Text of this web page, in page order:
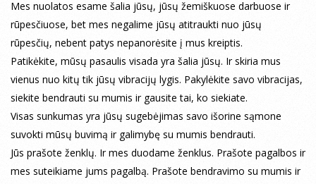
Mes nuolatos esame šalia jūsų, jūsų žemiškuose darbuose ir
rūpesčiuose, bet mes negalime jūsų atitraukti nuo jūsų
rūpesčių, nebent patys nepanorėsite į mus kreiptis.
Patikėkite, mūsų pasaulis visada yra šalia jūsų. Ir skiria mus
vienus nuo kitų tik jūsų vibracijų lygis. Pakylėkite savo vibracijas,
siekite bendrauti su mumis ir gausite tai, ko siekiate.
Visas sunkumas yra jūsų sugebėjimas savo išorine sąmone
suvokti mūsų buvimą ir galimybę su mumis bendrauti.
Jūs prašote ženklų. Ir mes duodame ženklus. Prašote pagalbos ir
mes suteikiame jums pagalbą. Prašote bendravimo su mumis ir